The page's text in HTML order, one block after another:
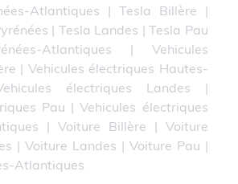
Atlantiques | Tesla Billère |
| Tesla Landes |Tesla Pau
Atlantiques | Vehicules
| Vehicules électriques Hautes-
électriques Landes |
Pau |Vehicules électriques
|Voiture Billère | Voiture
|Voiture Landes | Voiture Pau |
Atlantiques